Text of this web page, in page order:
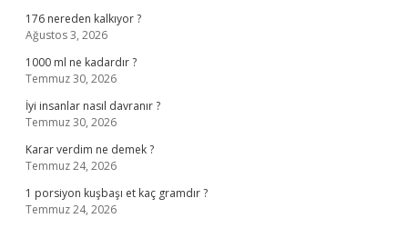
176 nereden kalkıyor ?
Ağustos 3, 2026
1000 ml ne kadardır ?
Temmuz 30, 2026
İyi insanlar nasıl davranır ?
Temmuz 30, 2026
Karar verdim ne demek ?
Temmuz 24, 2026
1 porsiyon kuşbaşı et kaç gramdır ?
Temmuz 24, 2026